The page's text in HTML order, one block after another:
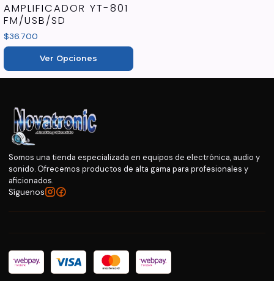
AMPLIFICADOR YT-801
FM/USB/SD
$36.700
Ver Opciones
Somos una tienda especializada en equipos de electrónica, audio y
sonido. Ofrecemos productos de alta gama para profesionales y
aficionados.
Síguenos